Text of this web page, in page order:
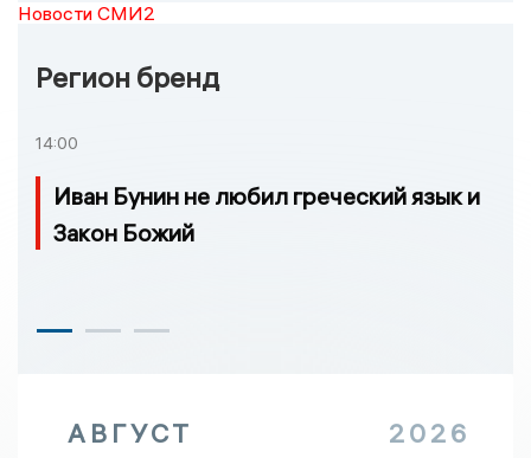
Новости СМИ2
Регион бренд
14:00
Иван Бунин не любил греческий язык и
Закон Божий
АВГУСТ 2026